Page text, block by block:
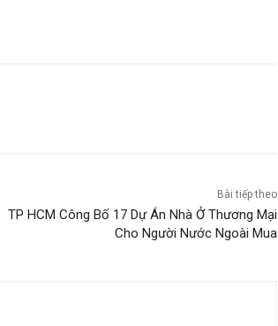
Bài tiếp theo
TP HCM Công Bố 17 Dự Án Nhà Ở Thương Mại
Cho Người Nước Ngoài Mua